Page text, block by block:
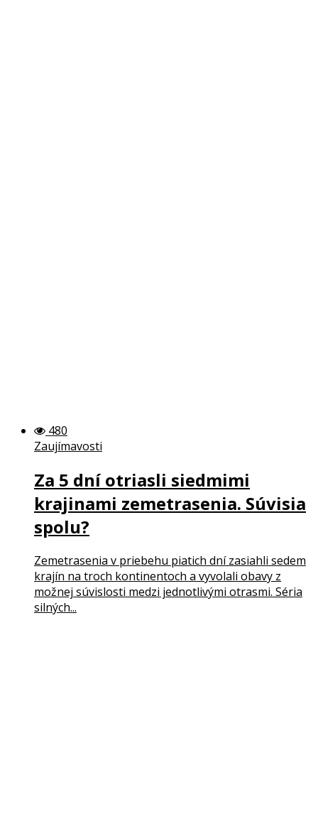
480
Zaujímavosti
Za 5 dní otriasli siedmimi
krajinami zemetrasenia. Súvisia
spolu?
Zemetrasenia v priebehu piatich dní zasiahli sedem
krajín na troch kontinentoch a vyvolali obavy z
možnej súvislosti medzi jednotlivými otrasmi. Séria
silných...